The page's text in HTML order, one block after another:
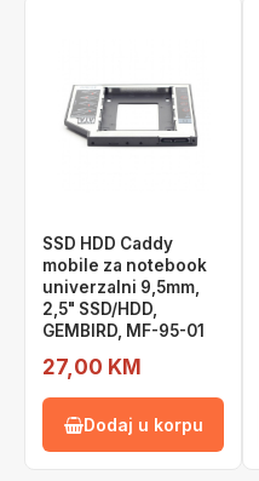
SSD HDD Caddy
mobile za notebook
univerzalni 9,5mm,
2,5" SSD/HDD,
GEMBIRD, MF-95-01
27,00 KM
Dodaj u korpu